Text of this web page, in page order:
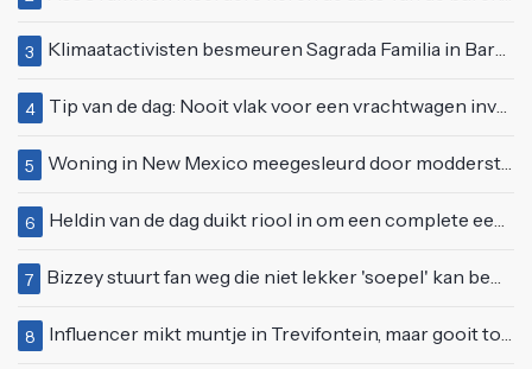
3 Klimaatactivisten besmeuren Sagrada Familia in Barcelona met lading verf
4 Tip van de dag: Nooit vlak voor een vrachtwagen invoegen
5 Woning in New Mexico meegesleurd door modderstroom
6 Heldin van de dag duikt riool in om een complete eendenfamilie te redden
7 Bizzey stuurt fan weg die niet lekker 'soepel' kan bewegen op podium
8 Influencer mikt muntje in Trevifontein, maar gooit toerist bijna knock-out